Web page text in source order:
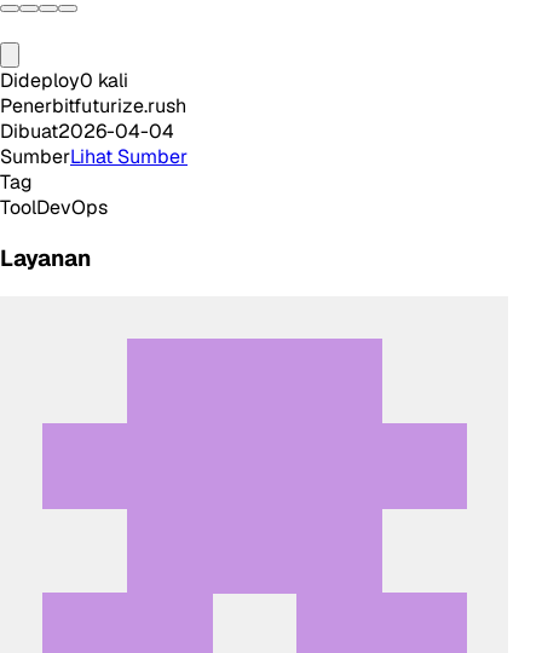
Dideploy0 kali
Penerbitfuturize.rush
Dibuat2026-04-04
SumberLihat Sumber
Tag
ToolDevOps
Layanan